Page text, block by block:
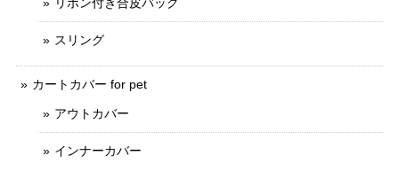
スリング
カートカバー for pet
アウトカバー
インナーカバー